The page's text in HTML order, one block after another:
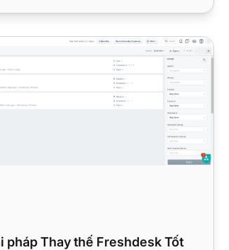
Thay thế Freshdesk Tốt nhất cho năm 2025
pháp Thay thế Freshdesk Tốt